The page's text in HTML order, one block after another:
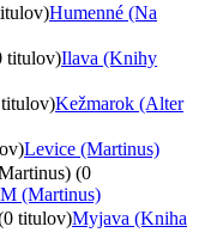
Humenné (Na
titulov)Ilava (Knihy
Kežmarok (Alter
Levice (Martinus)
(0
(Martinus)
titulov)Myjava (Kniha